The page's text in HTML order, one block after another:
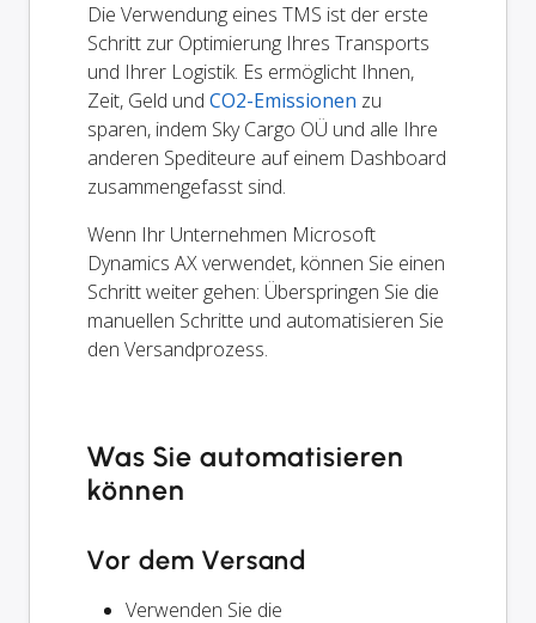
Die Verwendung eines TMS ist der erste
Schritt zur Optimierung Ihres Transports
und Ihrer Logistik. Es ermöglicht Ihnen,
Zeit, Geld und CO2-Emissionen zu
sparen, indem Sky Cargo OÜ und alle Ihre
anderen Spediteure auf einem Dashboard
zusammengefasst sind.
Wenn Ihr Unternehmen Microsoft
Dynamics AX verwendet, können Sie einen
Schritt weiter gehen: Überspringen Sie die
manuellen Schritte und automatisieren Sie
den Versandprozess.
Was Sie automatisieren
können
Vor dem Versand
Verwenden Sie die